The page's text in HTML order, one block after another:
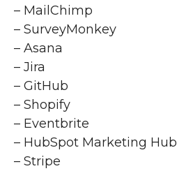
– MailChimp
– SurveyMonkey
– Asana
– Jira
– GitHub
– Shopify
– Eventbrite
– HubSpot Marketing Hub
– Stripe